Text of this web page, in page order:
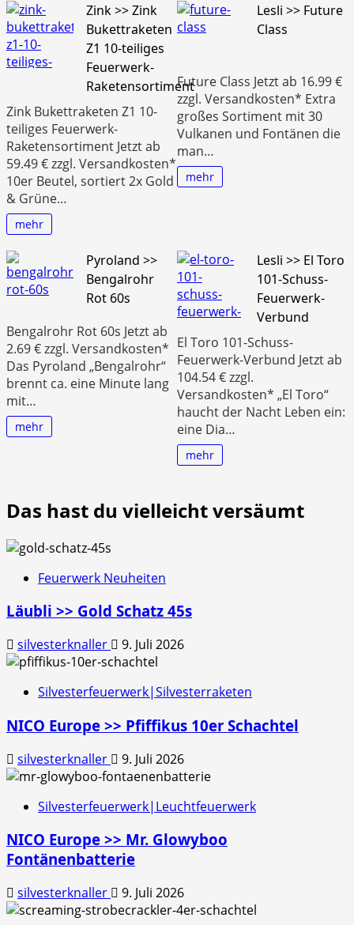
Zink >> Zink
Bukettraketen
Z1 10-teiliges
Feuerwerk-
Raketensortiment
Zink Bukettraketen Z1 10-
teiliges Feuerwerk-
Raketensortiment Jetzt ab
59.49 € zzgl. Versandkosten*
10er Beutel, sortiert 2x Gold
& Grüne…
mehr
Lesli >> Future
Class
Future Class Jetzt ab 16.99 €
zzgl. Versandkosten* Extra
großes Sortiment mit 30
Vulkanen und Fontänen die
man…
mehr
Pyroland >>
Bengalrohr
Rot 60s
Bengalrohr Rot 60s Jetzt ab
2.69 € zzgl. Versandkosten*
Das Pyroland „Bengalrohr“
brennt ca. eine Minute lang
mit…
mehr
Lesli >> El Toro
101-Schuss-
Feuerwerk-
Verbund
El Toro 101-Schuss-
Feuerwerk-Verbund Jetzt ab
104.54 € zzgl.
Versandkosten* „El Toro“
haucht der Nacht Leben ein:
eine Dia…
mehr
Das hast du vielleicht versäumt
Feuerwerk Neuheiten
Läubli >> Gold Schatz 45s
silvesterknaller 9. Juli 2026
Silvesterfeuerwerk|Silvesterraketen
NICO Europe >> Pfiffikus 10er Schachtel
silvesterknaller 9. Juli 2026
Silvesterfeuerwerk|Leuchtfeuerwerk
NICO Europe >> Mr. Glowyboo
Fontänenbatterie
silvesterknaller 9. Juli 2026